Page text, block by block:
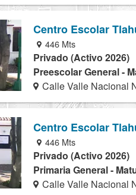
Centro Escolar
446 Mts
Privado (Activo 2026)
Preescolar General -
Calle Valle Nacional
Centro Escolar
446 Mts
Privado (Activo 2026)
Primaria General -
Calle Valle Nacional